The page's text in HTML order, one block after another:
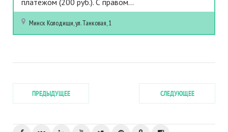
платежом (200 руб.). С правом...
Минск Колодищи, ул. Танковая, 1
ПРЕДЫДУЩЕЕ СЛЕДУЮЩЕЕ